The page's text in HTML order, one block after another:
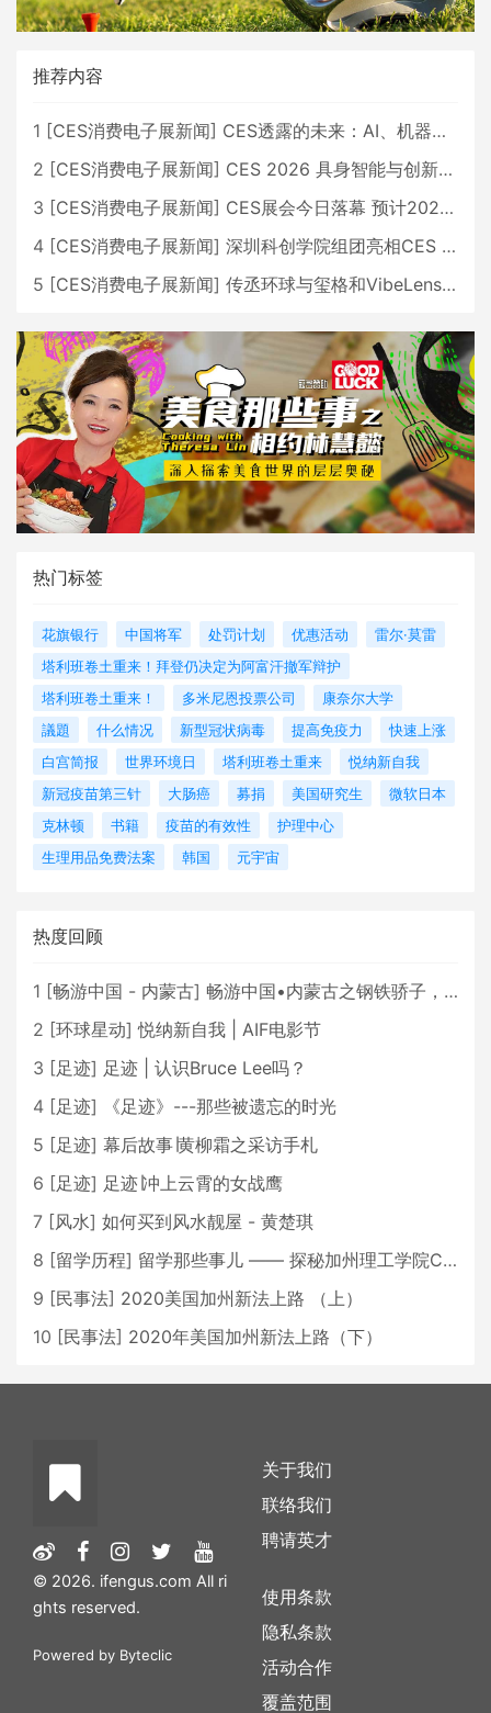
推荐内容
1 [CES消费电子展新闻] CES透露的未来：AI、机器人与智能生活大爆发
2 [CES消费电子展新闻] CES 2026 具身智能与创新领域 中国公司大放异彩
3 [CES消费电子展新闻] CES展会今日落幕 预计2026行业收入将超五千亿美元
4 [CES消费电子展新闻] 深圳科创学院组团亮相CES 广受好评
5 [CES消费电子展新闻] 传丞环球与玺格和VibeLens共同推出全新耳机
热门标签
花旗银行 中国将军 处罚计划 优惠活动
雷尔·莫雷
塔利班卷土重来！拜登仍决定为阿富汗撤军辩护
塔利班卷土重来！
多米尼恩投票公司
康奈尔大学
議題
什么情况 新型冠状病毒 提高免疫力
快速上涨
白宫简报
世界环境日 塔利班卷土重来
悦纳新自我
新冠疫苗第三针
大肠癌 募捐 美国研究生
微软日本
克林顿
书籍 疫苗的有效性
护理中心
生理用品免费法案
韩国 元宇宙
热度回顾
1 [畅游中国 - 内蒙古] 畅游中国•内蒙古之钢铁骄子，魅力包头
2 [环球星动] 悦纳新自我 | AIF电影节
3 [足迹] 足迹 | 认识Bruce Lee吗？
4 [足迹]
《足迹》---那些被遗忘的时光
5 [足迹] 幕后故事∣黄柳霜之采访手札
6 [足迹] 足迹∣冲上云霄的女战鹰
7 [风水] 如何买到风水靓屋 - 黄楚琪
8 [留学历程] 留学那些事儿 —— 探秘加州理工学院Caltech博士生活 [上集]
9 [民事法] 2020美国加州新法上路 （上）
10 [民事法] 2020年美国加州新法上路（下）
© 2026. ifengus.com All ri
ghts reserved.
Powered by Byteclic
关于我们
联络我们
聘请英才
使用条款
隐私条款
活动合作
覆盖范围